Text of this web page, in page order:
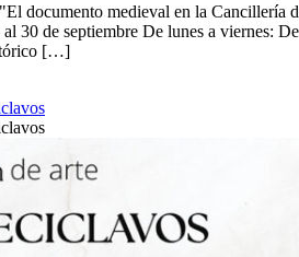
documento medieval en la Cancillería
30 de septiembre De lunes a viernes: De
[…]